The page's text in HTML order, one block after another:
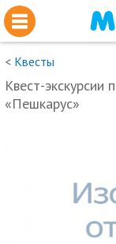
< Квесты
Квест-
«Пешкарус»